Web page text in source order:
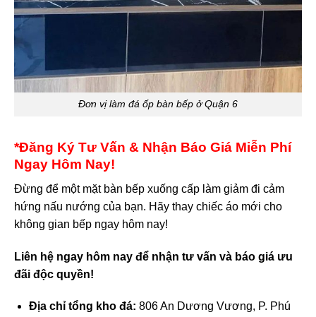
Đơn vị làm đá ốp bàn bếp ở Quận 6
*Đăng Ký Tư Vấn & Nhận Báo Giá Miễn Phí
Ngay Hôm Nay!
Đừng để một mặt bàn bếp xuống cấp làm giảm đi cảm
hứng nấu nướng của bạn. Hãy thay chiếc áo mới cho
không gian bếp ngay hôm nay!
Liên hệ ngay hôm nay để nhận tư vấn và báo giá ưu
đãi độc quyền!
Địa chỉ tổng kho đá: 806 An Dương Vương, P. Phú